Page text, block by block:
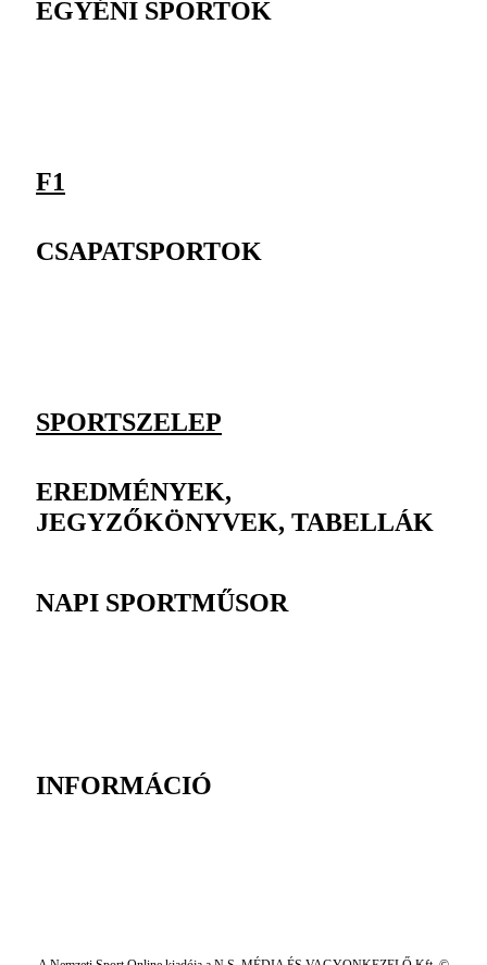
EGYÉNI SPORTOK
F1
CSAPATSPORTOK
SPORTSZELEP
EREDMÉNYEK,
JEGYZŐKÖNYVEK, TABELLÁK
NAPI SPORTMŰSOR
INFORMÁCIÓ